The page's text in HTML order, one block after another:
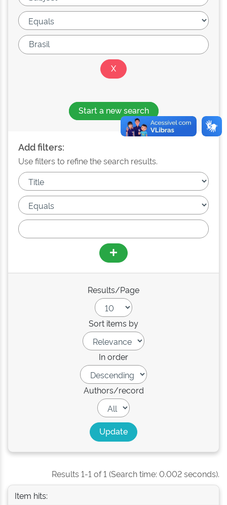
Start a new search
Add filters:
Use filters to refine the search results.
Results/Page
Sort items by
In order
Authors/record
Results 1-1 of 1 (Search time: 0.002 seconds).
Item hits: